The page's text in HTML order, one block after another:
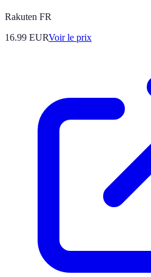
Rakuten FR
16.99 EURVoir le prix